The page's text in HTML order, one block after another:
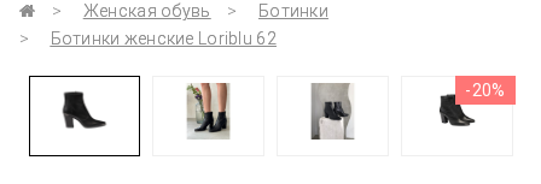
Женская обувь
Ботинки
Ботинки женские Loriblu 62
-20%